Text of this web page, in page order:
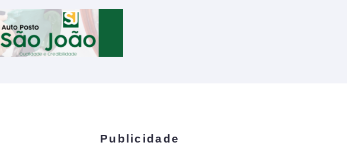
Publicidade